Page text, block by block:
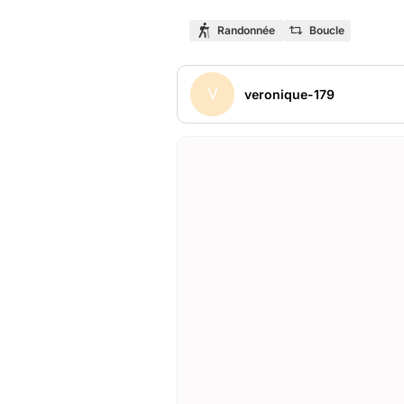
Randonnée Boucle
V veronique-179